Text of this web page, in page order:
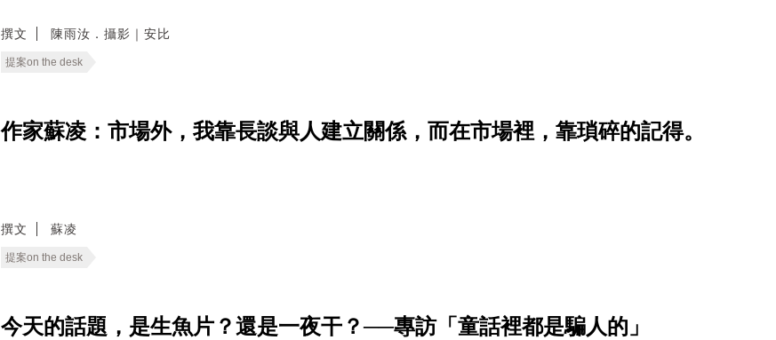
撰文 陳雨汝．攝影｜安比
提案on the desk
作家蘇凌：市場外，我靠長談與人建立關係，而在市場裡，靠瑣碎的記得。
撰文 蘇凌
提案on the desk
今天的話題，是生魚片？還是一夜干？──專訪「童話裡都是騙人的」